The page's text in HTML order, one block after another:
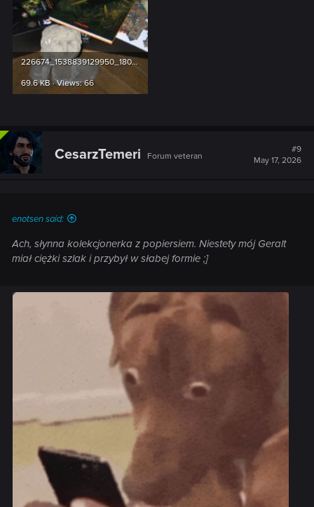
226674_1538839129950_1804067287_915228_1323441_n.jpg
69.6 KB · Views: 66
CesarzTemeri Forum veteran
#9
May 17, 2026
enotsen said:
Ach, słynna kolekcjonerka z popiersiem. Niestety mój Geralt
miał ciężki szlak i przybył w słabej formie ;]